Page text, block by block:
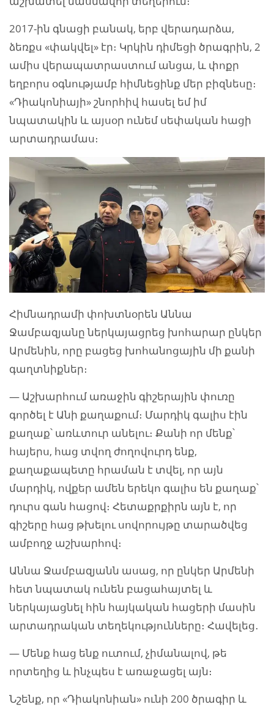
2017-ին գնացի բանակ, երբ վերադարձա,
ձեռքս «փակվել» էր։ Կրկին դիմեցի ծրագրին, 2
ամիս վերապատրաստում անցա, և փոքր
եղբորս օգնությամբ հիմնեցինք մեր բիզնեսը։
«Դիակոնիայի» շնորհիվ հասել եմ իմ
նպատակին և այսօր ունեմ սեփական հացի
արտադրամաս։
Հիմնադրամի փոխտնօրեն Աննա
Ջամբազյանը ներկայացրեց խոհարար ընկեր
Արմենին, որը բացեց խոհանոցային մի քանի
գաղտնիքներ։
— Աշխարհում առաջին գիշերային փուռը
գործել է Անի քաղաքում։ Մարդիկ գալիս էին
քաղաք՝ առևտուր անելու։ Քանի որ մենք՝
հայերս, հաց տվող ժողովուրդ ենք,
քաղաքապետը հրաման է տվել, որ այն
մարդիկ, ովքեր ամեն երեկո գալիս են քաղաք՝
դուրս գան հացով։ Հետաքրքիրն այն է, որ
գիշերը հաց թխելու սովորույթը տարածվեց
ամբողջ աշխարհով։
Աննա Ջամբազյանն ասաց, որ ընկեր Արմենի
հետ նպատակ ունեն բացահայտել և
ներկայացնել հին հայկական հացերի մասին
արտադրական տեղեկությունները։ Հավելեց․
— Մենք հաց ենք ուտում, չիմանալով, թե
որտեղից և ինչպես է առաջացել այն։
Նշենք, որ «Դիակոնիան» ունի 200 ծրագիր և